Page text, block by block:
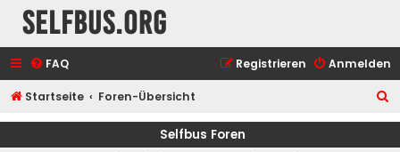
selfbus.org
FAQ Anmelden
Registrieren
Startseite Foren-Übersicht
u
Selfbus Foren